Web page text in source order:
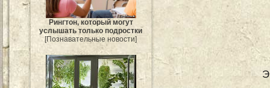
Рингтон, который могут
услышать только подростки
[Познавательные новости]